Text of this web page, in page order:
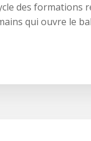
des formations
qui ouvre le bal